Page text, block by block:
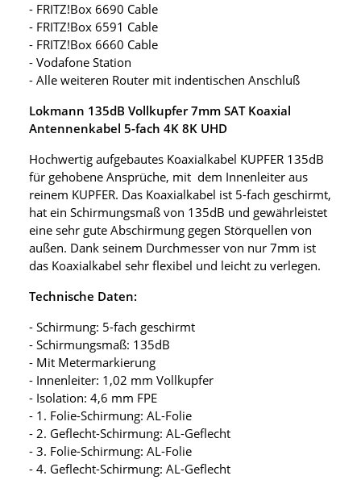
- FRITZ!Box 6690 Cable
- FRITZ!Box 6591 Cable
- FRITZ!Box 6660 Cable
- Vodafone Station
- Alle weiteren Router mit indentischen Anschluß
Lokmann 135dB Vollkupfer 7mm SAT Koaxial
Antennenkabel 5-fach 4K 8K UHD
Hochwertig aufgebautes Koaxialkabel KUPFER 135dB
für gehobene Ansprüche, mit dem Innenleiter aus
reinem KUPFER. Das Koaxialkabel ist 5-fach geschirmt,
hat ein Schirmungsmaß von 135dB und gewährleistet
eine sehr gute Abschirmung gegen Störquellen von
außen. Dank seinem Durchmesser von nur 7mm ist
das Koaxialkabel sehr flexibel und leicht zu verlegen.
Technische Daten:
- Schirmung: 5-fach geschirmt
- Schirmungsmaß: 135dB
- Mit Metermarkierung
- Innenleiter: 1,02 mm Vollkupfer
- Isolation: 4,6 mm FPE
- 1. Folie-Schirmung: AL-Folie
- 2. Geflecht-Schirmung: AL-Geflecht
- 3. Folie-Schirmung: AL-Folie
- 4. Geflecht-Schirmung: AL-Geflecht